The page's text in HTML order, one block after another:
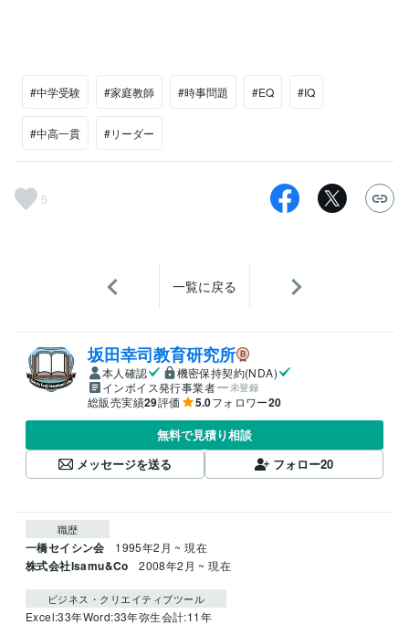
#中学受験 #家庭教師 #時事問題 #EQ #IQ
#中高一貫 #リーダー
5
一覧に戻る
坂田幸司教育研究所
本人確認
機密保持契約(NDA)
インボイス発行事業者
未登録
総販売実績29評価 5.0フォロワー20
無料で見積り相談
メッセージを送る
フォロー20
職歴
一橋セイシン会 1995年2月 ~ 現在
株式会社Isamu&Co 2008年2月 ~ 現在
ビジネス・クリエイティブツール
Excel:33年Word:33年弥生会計:11年